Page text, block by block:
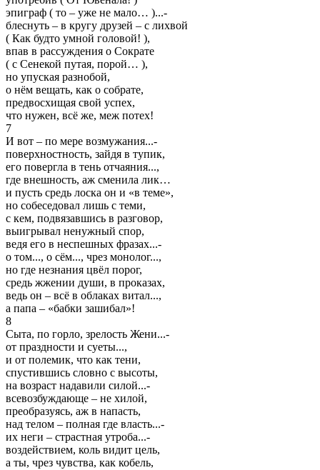
эпиграф ( то – уже не мало… )...-
блеснуть – в кругу друзей – с лихвой
( Как будто умной головой! ),
впав в рассуждения о Сократе
( с Сенекой путая, порой… ),
но упуская разнобой,
о нём вещать, как о собрате,
предвосхищая свой успех,
что нужен, всё же, меж потех!
7
И вот – по мере возмужания...-
поверхностность, зайдя в тупик,
его повергла в тень отчаяния...,
где внешность, аж сменила лик…
и пусть средь лоска он и «в теме»,
но собеседовал лишь с теми,
с кем, подвязавшись в разговор,
выигрывал ненужный спор,
ведя его в неспешных фразах...-
о том..., о сём..., чрез монолог...,
но где незнания цвёл порог,
средь жжении души, в проказах,
ведь он – всё в облаках витал...,
а папа – «бабки зашибал»!
8
Сыта, по горло, зрелость Жени...-
от праздности и суеты...,
и от полемик, что как тени,
спустившись словно с высоты,
на возраст надавили силой...-
всевозбуждающе – не хилой,
преобразуясь, аж в напасть,
над телом – полная где власть...-
их неги – страстная утроба...-
воздействием, коль видит цель,
а ты, чрез чувства, как кобель,